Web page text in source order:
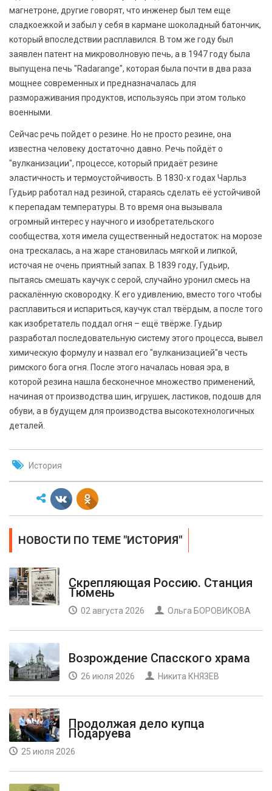
магнетроне, другие говорят, что инженер был тем еще
сладкоежкой и забыл у себя в кармане шоколадный батончик,
который впоследствии расплавился. В том же году был
заявлен патент на микроволновую печь, а в 1947 году была
выпущена печь "Radarange", которая была почти в два раза
мощнее современных и предназначалась для
размораживания продуктов, используясь при этом только
военными.
Сейчас речь пойдет о резине. Но не просто резине, она
известна человеку достаточно давно. Речь пойдёт о
"вулканизации", процессе, который придаёт резине
эластичность и термоустойчивость. В 1830-х годах Чарльз
Гудьир работал над резиной, стараясь сделать её устойчивой
к перепадам температуры. В то время она вызывала
огромный интерес у научного и изобретательского
сообщества, хотя имела существенный недостаток: на морозе
она трескалась, а на жаре становилась мягкой и липкой,
источая не очень приятный запах. В 1839 году, Гудьир,
пытаясь смешать каучук с серой, случайно уронил смесь на
раскалённую сковородку. К его удивлению, вместо того чтобы
расплавиться и испариться, каучук стал твёрдым, а после того
как изобретатель поддал огня – ещё твёрже. Гудьир
разработал последовательную систему этого процесса, вывел
химическую формулу и назвал его "вулканизацией"в честь
римского бога огня. После этого началась новая эра, в
которой резина нашла бесконечное множество применений,
начиная от производства шин, игрушек, ластиков, подошв для
обуви, а в будущем для производства высокотехнологичных
деталей.
История
НОВОСТИ ПО ТЕМЕ "ИСТОРИЯ"
Скрепляющая Россию. Станция
Тюмень
02 августа 2026 Ольга БОРОВИКОВА
Возрождение Спасского храма
26 июля 2026 Никита КНЯЗЕВ
Продолжая дело купца
Подаруева
25 июля 2026